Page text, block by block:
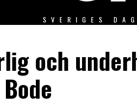
SVERIGES
och